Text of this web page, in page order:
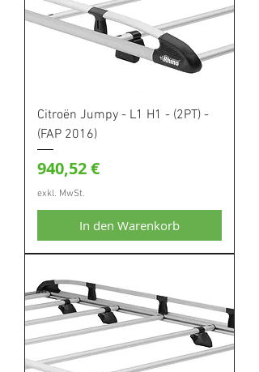
Citroën Jumpy - L1 H1 - (2PT) -
(FAP 2016)
Preis
940,52 €
exkl. MwSt.
In den Warenkorb